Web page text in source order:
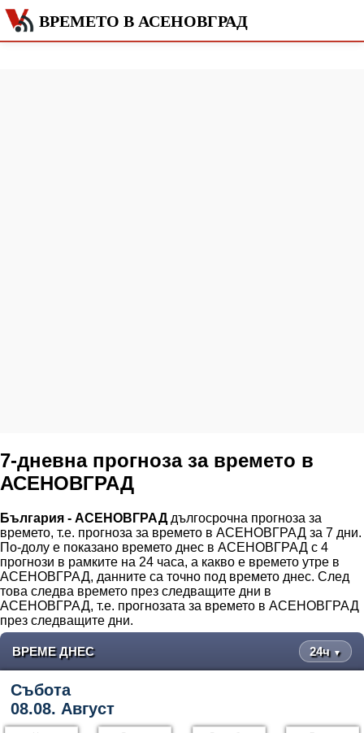
ВРЕМЕТО В АСЕНОВГРАД
7-дневна прогноза за времето в
АСЕНОВГРАД
България - АСЕНОВГРАДдългосрочна прогноза за
времето, т.е. прогноза за времето в АСЕНОВГРАД за 7 дни.
По-долу е показано времето днес в АСЕНОВГРАД с 4
прогнози в рамките на 24 часа, а какво е времето утре в
АСЕНОВГРАД, данните са точно под времето днес. След
това следва времето през следващите дни в
АСЕНОВГРАД, т.е. прогнозата за времето в АСЕНОВГРАД
през следващите дни.
ВРЕМЕ ДНЕС 24ч ▼
Събота
08.08. Август